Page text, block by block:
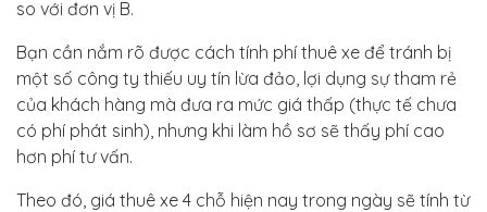
so với đơn vị B.
Bạn cần nắm rõ được cách tính phí thuê xe để tránh bị
một số công ty thiếu uy tín lừa đảo, lợi dụng sự tham rẻ
của khách hàng mà đưa ra mức giá thấp (thực tế chưa
có phí phát sinh), nhưng khi làm hồ sơ sẽ thấy phí cao
hơn phí tư vấn.
Theo đó, giá thuê xe 4 chỗ hiện nay trong ngày sẽ tính từ